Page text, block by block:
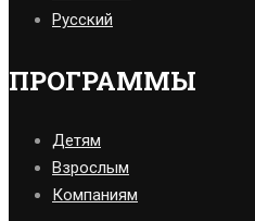
Русский
ПРОГРАММЫ
Детям
Взрослым
Компаниям